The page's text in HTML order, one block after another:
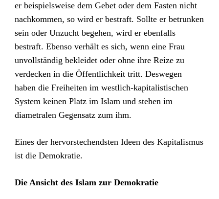
er beispielsweise dem Gebet oder dem Fasten nicht
nachkommen, so wird er bestraft. Sollte er betrunken
sein oder Unzucht begehen, wird er ebenfalls
bestraft. Ebenso verhält es sich, wenn eine Frau
unvollständig bekleidet oder ohne ihre Reize zu
verdecken in die Öffentlichkeit tritt. Deswegen
haben die Freiheiten im westlich-kapitalistischen
System keinen Platz im Islam und stehen im
diametralen Gegensatz zum ihm.
Eines der hervorstechendsten Ideen des Kapitalismus
ist die Demokratie.
Die Ansicht des Islam zur Demokratie